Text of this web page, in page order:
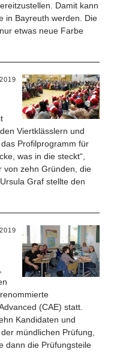
Damit kann
in Bayreuth werden. Die
etwas neue Farbe
Viertklässlern und
Profilprogramm für
was in die steckt“,
von zehn Gründen, die
Graf stellte den
(CAE) statt.
Kandidaten und
mündlichen Prüfung,
dann die Prüfungsteile